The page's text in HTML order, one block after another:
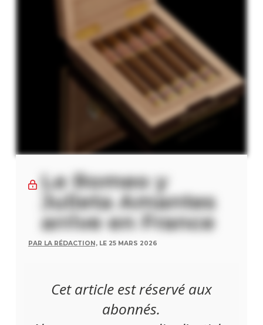
Le Romeo y
Julieta Amantes
arrive en France
PAR LA RÉDACTION, LE 25 MARS 2026
Cet article est réservé aux
abonnés.